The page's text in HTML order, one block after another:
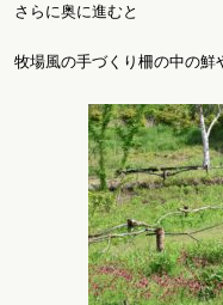
さらに奥に進むと
牧場風の手づくり柵の中の鮮